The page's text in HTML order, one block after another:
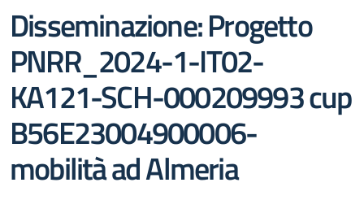
Disseminazione: Progetto
PNRR_2024-1-IT02-
KA121-SCH-000209993 cup
B56E23004900006-
mobilità ad Almeria